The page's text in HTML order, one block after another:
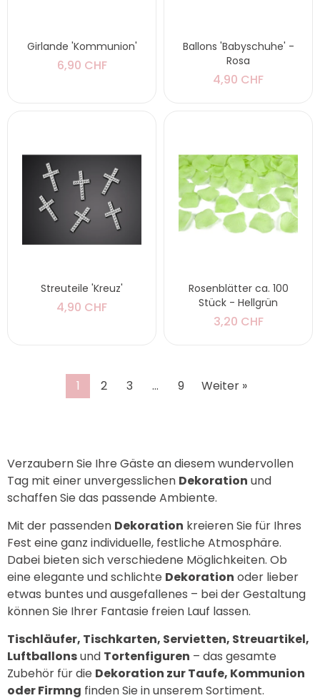
Girlande 'Kommunion'
6,90 CHF
Ballons 'Babyschuhe' -
Rosa
4,90 CHF
Streuteile 'Kreuz'
4,90 CHF
Rosenblätter ca. 100
Stück - Hellgrün
3,20 CHF
1 2 3 … 9 Weiter »
Verzaubern Sie Ihre Gäste an diesem wundervollen
Tag mit einer unvergesslichen Dekoration und
schaffen Sie das passende Ambiente.
Mit der passenden Dekoration kreieren Sie für Ihres
Fest eine ganz individuelle, festliche Atmosphäre.
Dabei bieten sich verschiedene Möglichkeiten. Ob
eine elegante und schlichte Dekoration oder lieber
etwas buntes und ausgefallenes – bei der Gestaltung
können Sie Ihrer Fantasie freien Lauf lassen.
Tischläufer, Tischkarten, Servietten, Streuartikel,
Luftballonsund Tortenfiguren – das gesamte
Zubehör für die Dekoration zur Taufe, Kommunion
oder Firmng finden Sie in unserem Sortiment.